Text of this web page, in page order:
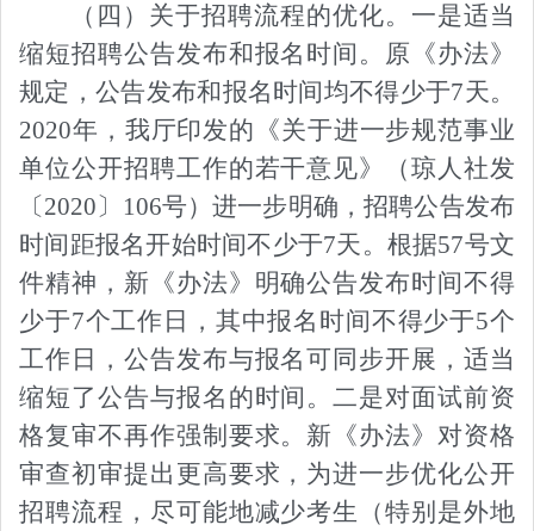
（四）关于招聘流程的优化。 一是适当
缩短招聘公告发布和报名时间。原《办法》
规定，公告发布和报名时间均不得少于7天。
2020年，我厅印发的《关于进一步规范事业
单位公开招聘工作的若干意见》（琼人社发
〔2020〕106号）进一步明确，招聘公告发布
时间距报名开始时间不少于7天。根据57号文
件精神，新《办法》明确公告发布时间不得
少于7个工作日，其中报名时间不得少于5个
工作日，公告发布与报名可同步开展，适当
缩短了公告与报名的时间。二是对面试前资
格复审不再作强制要求。新《办法》对资格
审查初审提出更高要求，为进一步优化公开
招聘流程，尽可能地减少考生（特别是外地